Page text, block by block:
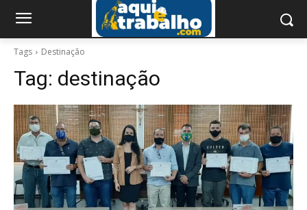
Tags Destinação
Tag: destinação